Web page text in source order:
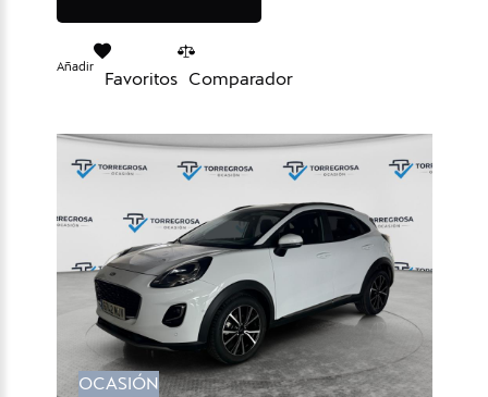
Añadir
Favoritos Comparador
OCASIÓN